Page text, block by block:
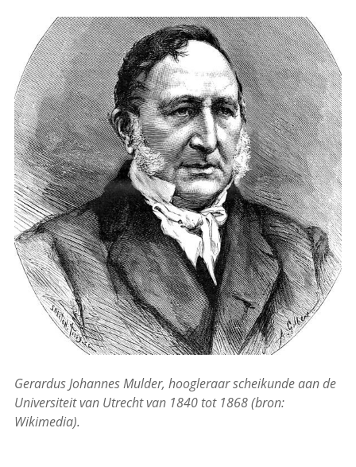
Gerardus Johannes Mulder, hoogleraar scheikunde aan de
Universiteit van Utrecht van 1840 tot 1868 (bron:
Wikimedia).